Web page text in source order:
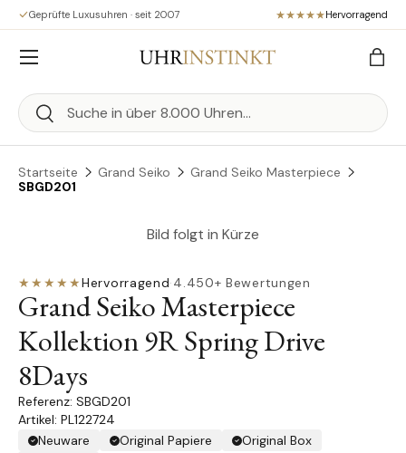
Direkt zum Inhalt
Geprüfte Luxusuhren · seit 2007 Hervorragend
Suchen
Suchen
Menü
Startseite Grand Seiko
Grand Seiko Masterpiece
SBGD201
Bild folgt in Kürze
★★★★★Hervorragend·4.450+ Bewertungen
Grand Seiko Masterpiece
Kollektion 9R Spring Drive
8Days
SBGD201
Artikel: PL122724
Neuware
Original Papiere
Original Box